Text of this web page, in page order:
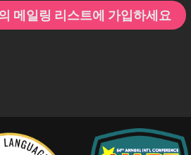
메일링 리스트에 가입하세요